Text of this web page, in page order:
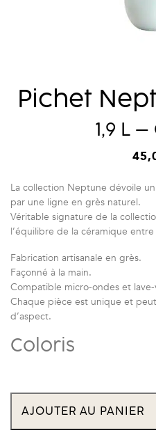
Pichet
1,9 L
La collection Neptune dévoile
par une ligne en grès naturel.
Véritable signature de la
l’équilibre de la céramique
Fabrication artisanale en grès.
Façonné à la main.
Compatible micro-ondes et lave-
Chaque pièce est unique et
d’aspect.
Coloris
de
Pichet
Neptune
AJOUTER AU PANIER